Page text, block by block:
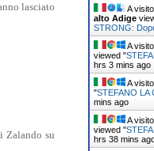
lasciato
Zalando su
A
alto Adige
STRONG:
A
viewed "
hrs 3 mins ago
A
"STEFANO LA
mins ago
A
viewed "
hrs 38 mins